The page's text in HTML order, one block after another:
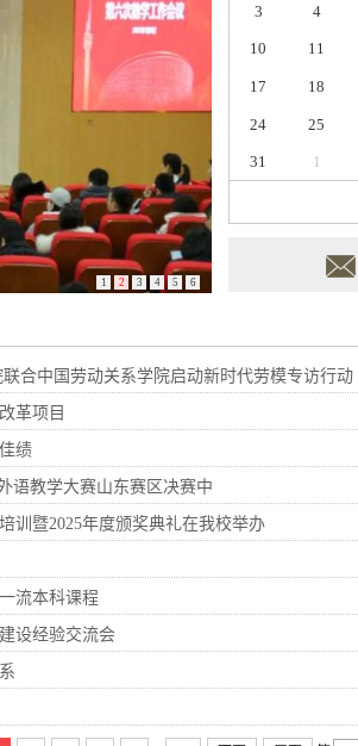
1 2 3 4 5 6
3 4
10 11
17 18
24 25
31 1
合中国劳动关系学院启动新时代劳模专访行动
革项目
绩
语教学大赛山东赛区决赛中
训暨2025年度颁奖典礼在我校举办
流本科课程
设经验交流会